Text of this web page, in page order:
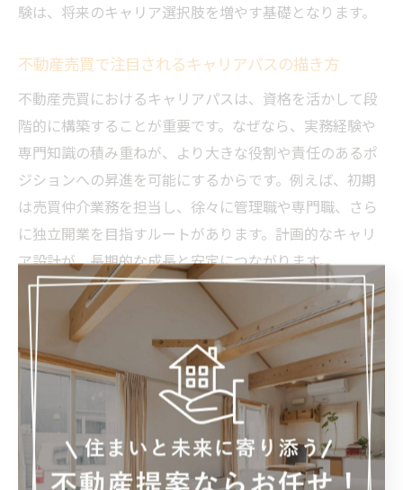
験は、将来のキャリア選択肢を増やす基礎となります。
不動産売買で注目されるキャリアパスの描き方
不動産売買におけるキャリアパスは、資格を活かして段
階的に構築することが重要です。なぜなら、実務経験や
専門知識の積み重ねが、より大きな役割や責任のあるポ
ジションへの昇進を可能にするからです。例えば、初期
は売買仲介業務を担当し、徐々に管理職や専門職、さら
に独立開業を目指すルートがあります。計画的なキャリ
ア設計が、長期的な成長と安定につながります。
不動産売買資格を活かした独立開業のポイント
不動産売買資格を活かして独立開業を目指す際は、事前
準備と地域特性の理解が成功の鍵となります。理由は、
広島県内の市場動向や顧客ニーズを把握することで、的
確な戦略を立てやすくなるためです。具体的には、地域
の不動産取引事例の分析や、ネットワーク構築、法令遵
守の徹底などが重要です。これらのポイントを押さえる